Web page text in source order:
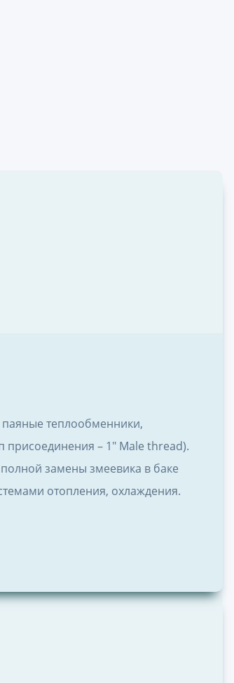
теплообменники,
присоединения – 1″ Male thread).
замены змеевика в баке
отопления, охлаждения.